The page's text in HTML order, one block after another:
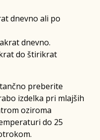
dnevno ali po
dnevno.
do štirikrat
preberite
izdelka pri mlajših
oziroma
do 25